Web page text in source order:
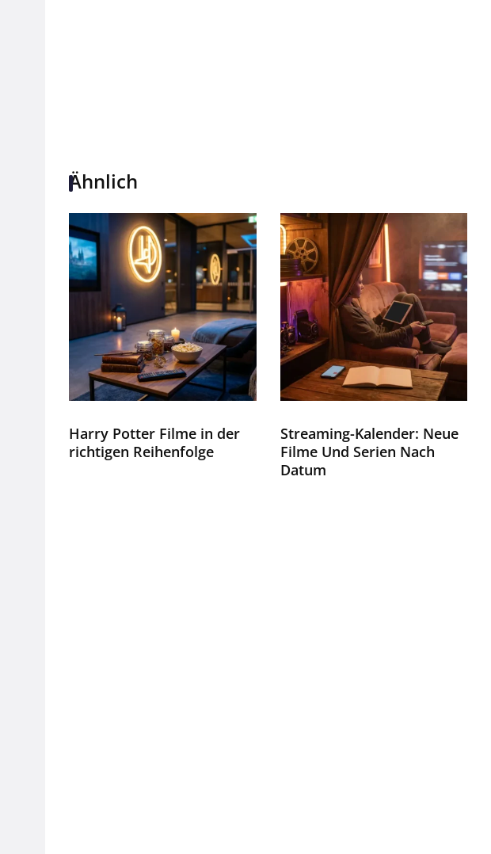
Ähnlich
Harry Potter Filme in der
richtigen Reihenfolge
Streaming-Kalender: Neue
Filme Und Serien Nach
Datum